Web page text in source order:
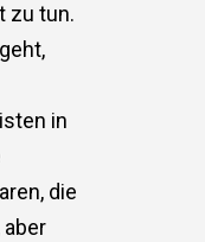
zu tun.
in
die